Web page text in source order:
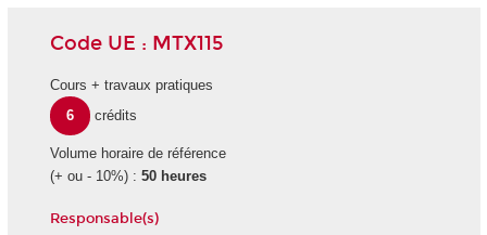
Code UE : MTX115
Cours + travaux pratiques
6
crédits
Volume horaire de référence
(+ ou - 10%) : 50 heures
Responsable(s)